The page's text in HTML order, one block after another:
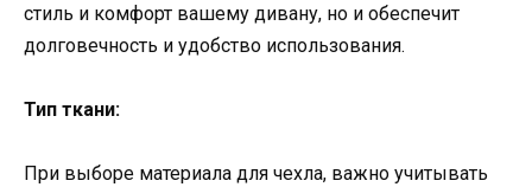
стиль и комфорт вашему дивану, но и обеспечит
долговечность и удобство использования.
Тип ткани:
При выборе материала для чехла, важно учитывать